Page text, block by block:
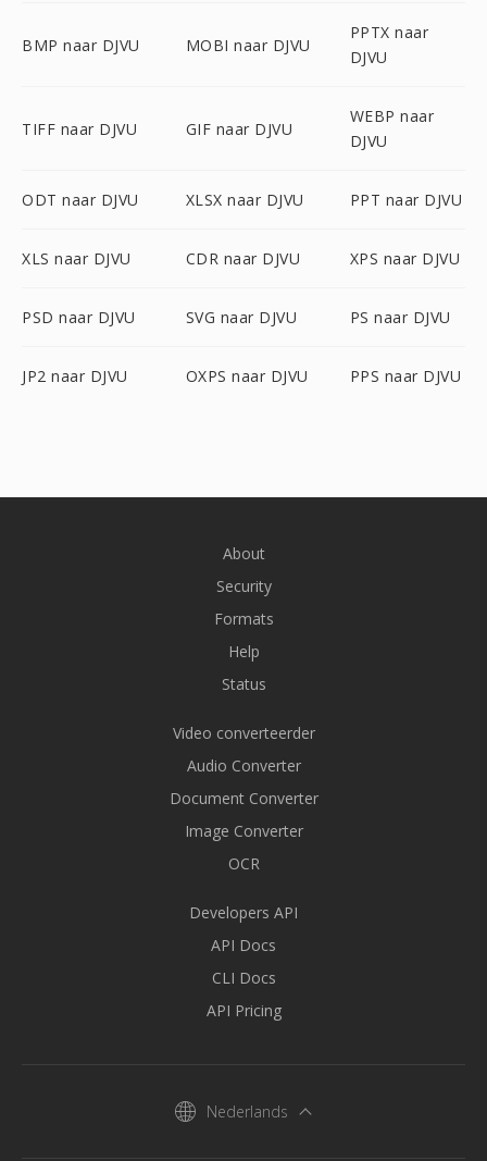
BMP naar DJVU MOBI naar DJVU
PPTX naar
DJVU
TIFF naar DJVU GIF naar DJVU
WEBP naar
DJVU
ODT naar DJVU XLSX naar DJVU PPT naar DJVU
XLS naar DJVU CDR naar DJVU XPS naar DJVU
PSD naar DJVU SVG naar DJVU PS naar DJVU
JP2 naar DJVU OXPS naar DJVU PPS naar DJVU
About
Security
Formats
Help
Status
Video converteerder
Audio Converter
Document Converter
Image Converter
OCR
Developers API
API Docs
CLI Docs
API Pricing
Nederlands